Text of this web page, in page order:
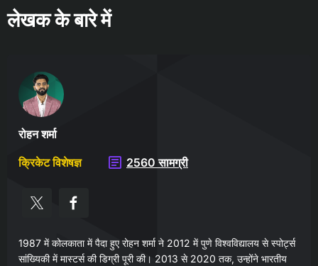
लेखक के बारे में
रोहन शर्मा
क्रिकेट विशेषज्ञ
2560 सामग्री
1987 में कोलकाता में पैदा हुए रोहन शर्मा ने 2012 में पुणे विश्वविद्यालय से स्पोर्ट्स
सांख्यिकी में मास्टर्स की डिग्री पूरी की। 2013 से 2020 तक, उन्होंने भारतीय